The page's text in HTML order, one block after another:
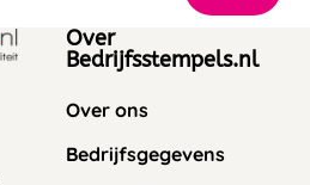
Over
Bedrijfsstempels.nl
Over ons
Bedrijfsgegevens